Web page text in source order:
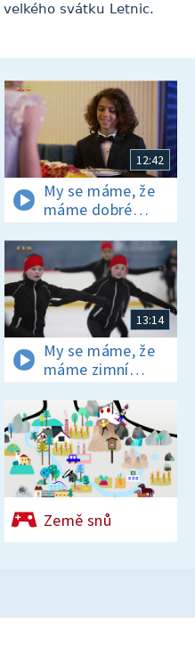
svátku Letnic.
12:42
My se máme, že
máme dobré
mravy
13:14
My se máme, že
máme zimní
sporty
Země snů